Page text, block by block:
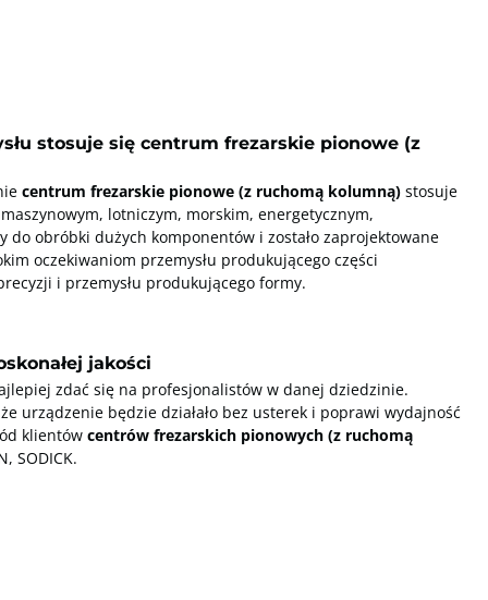
stosuje się centrum frezarskie pionowe (z
centrum frezarskie pionowe (z ruchomą kolumną) stosuje
lotniczym, morskim, energetycznym,
do obróbki dużych komponentów i zostało zaprojektowane
oczekiwaniom przemysłu produkującego części
i przemysłu produkującego formy.
jakości
zdać się na profesjonalistów w danej dziedzinie.
urządzenie będzie działało bez usterek i poprawi wydajność
klientów centrów frezarskich pionowych (z ruchomą
SODICK.